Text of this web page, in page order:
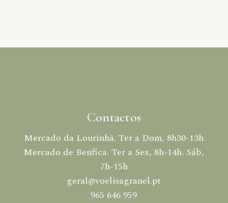
Contactos
Mercado da Lourinhã. Ter a Dom, 8h30-13h
Mercado de Benfica. Ter a Sex, 8h-14h. Sáb,
7h-15h
geral@voelisagranel.pt
965 646 959